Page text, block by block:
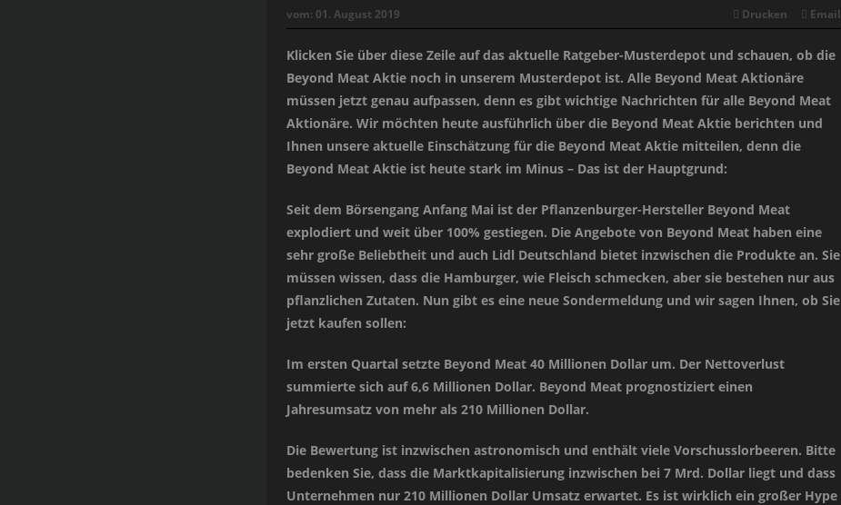
vom: 01. August 2019 Drucken Email
Klicken Sie über diese Zeile auf das aktuelle Ratgeber-Musterdepot und schauen, ob die
Beyond Meat Aktie noch in unserem Musterdepot ist. Alle Beyond Meat Aktionäre
müssen jetzt genau aufpassen, denn es gibt wichtige Nachrichten für alle Beyond Meat
Aktionäre. Wir möchten heute ausführlich über die Beyond Meat Aktie berichten und
Ihnen unsere aktuelle Einschätzung für die Beyond Meat Aktie mitteilen, denn die
Beyond Meat Aktie ist heute stark im Minus – Das ist der Hauptgrund:
Seit dem Börsengang Anfang Mai ist der Pflanzenburger-Hersteller Beyond Meat
explodiert und weit über 100% gestiegen. Die Angebote von Beyond Meat haben eine
sehr große Beliebtheit und auch Lidl Deutschland bietet inzwischen die Produkte an. Sie
müssen wissen, dass die Hamburger, wie Fleisch schmecken, aber sie bestehen nur aus
pflanzlichen Zutaten. Nun gibt es eine neue Sondermeldung und wir sagen Ihnen, ob Sie
jetzt kaufen sollen:
Im ersten Quartal setzte Beyond Meat 40 Millionen Dollar um. Der Nettoverlust
summierte sich auf 6,6 Millionen Dollar. Beyond Meat prognostiziert einen
Jahresumsatz von mehr als 210 Millionen Dollar.
Die Bewertung ist inzwischen astronomisch und enthält viele Vorschusslorbeeren. Bitte
bedenken Sie, dass die Marktkapitalisierung inzwischen bei 7 Mrd. Dollar liegt und dass
Unternehmen nur 210 Millionen Dollar Umsatz erwartet. Es ist wirklich ein großer Hype